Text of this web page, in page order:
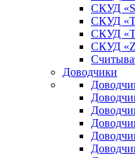
СКУД
СКУД
СКУД
СКУД
Доводчики